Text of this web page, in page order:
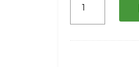
Larino